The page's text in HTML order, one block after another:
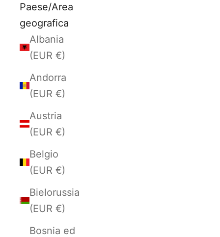
Paese/Area
geografica
Albania
(EUR €)
Andorra
(EUR €)
Austria
(EUR €)
Belgio
(EUR €)
Bielorussia
(EUR €)
Bosnia ed